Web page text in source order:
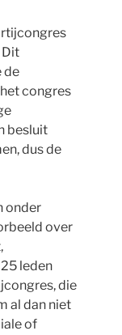
Dit
de
congres
besluit
dus de
onder
over
leden
die
al dan niet
of